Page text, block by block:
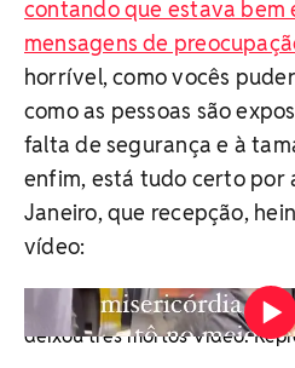
contando que estava bem
mensagens de
horrível, como vocês
como as pessoas são
falta de segurança e à
enfim, está tudo certo por
Janeiro, que recepção,
vídeo:
Atriz Bianca DellaFancy, que
novela 'Renascer', ficou no
deixou três mortos Vídeo: